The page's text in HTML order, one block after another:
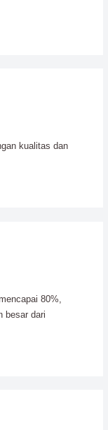
kualitas dan
80%,
besar dari